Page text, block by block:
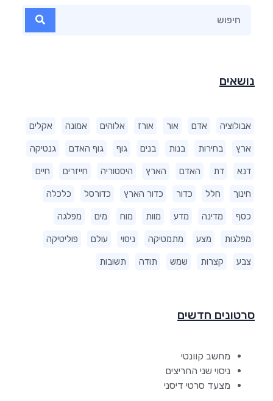
נושאים
אבולוציה אדם אור אורז אלוהים אמונה אקלים
ארץ בחירות בנות בנים גוף גוף האדם גנטיקה
דנא דת האדם הארץ היסטוריה חייזרים חיים
חינוך חלל כדור כדור הארץ כדורסל כלכלה
כסף מדינה מדע מוות מוח מים מפלגה
מפלגות מצע מתמטיקה ניסוי עולם פוליטיקה
צבע קצרות שמש תודה תשובות
סרטונים חדשים
מחשב קוונטי
ניסוי שני החריצים
מצעד סרטי דיסני